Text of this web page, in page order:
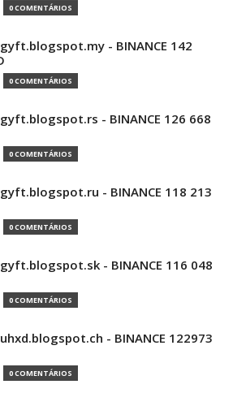
0 COMENTÁRIOS
- BINANCE 142
0 COMENTÁRIOS
- BINANCE 126 668
0 COMENTÁRIOS
- BINANCE 118 213
0 COMENTÁRIOS
- BINANCE 116 048
0 COMENTÁRIOS
- BINANCE 122973
0 COMENTÁRIOS